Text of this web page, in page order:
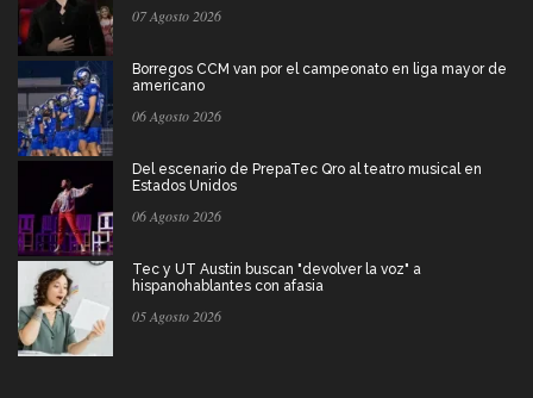
07 Agosto 2026
Borregos CCM van por el campeonato en liga mayor de
americano
06 Agosto 2026
Del escenario de PrepaTec Qro al teatro musical en
Estados Unidos
06 Agosto 2026
Tec y UT Austin buscan "devolver la voz" a
hispanohablantes con afasia
05 Agosto 2026